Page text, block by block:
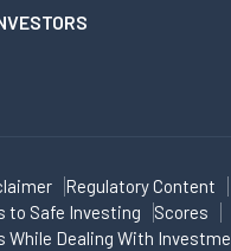
Regulatory Content
to Safe Investing
Scores
While Dealing With